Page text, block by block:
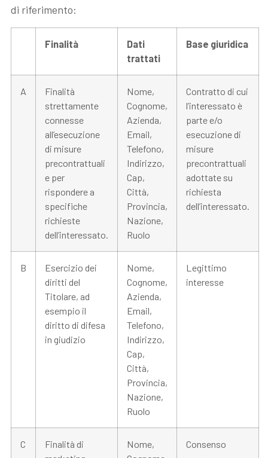
di riferimento:
Finalità
Dati
trattati
Base giuridica
A
Finalità
strettamente
connesse
all’esecuzione
di misure
precontrattuali
e per
rispondere a
specifiche
richieste
dell’interessato.
Nome,
Cognome,
Azienda,
Email,
Telefono,
Indirizzo,
Cap,
Città,
Provincia,
Nazione,
Ruolo
Contratto di cui
l’interessato è
parte e/o
esecuzione di
misure
precontrattuali
adottate su
richiesta
dell’interessato.
B
Esercizio dei
diritti del
Titolare, ad
esempio il
diritto di difesa
in giudizio
Nome,
Cognome,
Azienda,
Email,
Telefono,
Indirizzo,
Cap,
Città,
Provincia,
Nazione,
Ruolo
Legittimo
interesse
C
Finalità di
Nome,
Consenso